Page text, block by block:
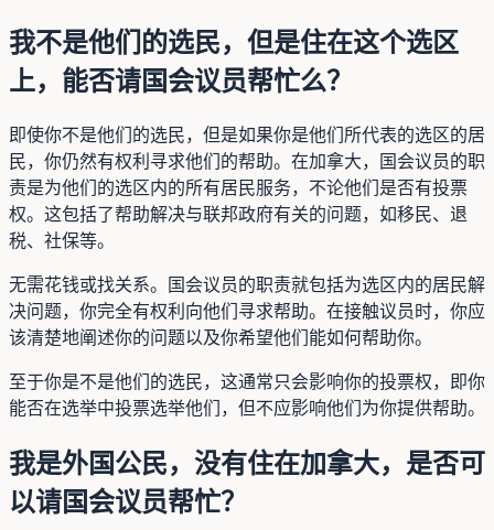
我不是他们的选民，但是住在这个选区
上，能否请国会议员帮忙么？
即使你不是他们的选民，但是如果你是他们所代表的选区的居
民，你仍然有权利寻求他们的帮助。在加拿大，国会议员的职
责是为他们的选区内的所有居民服务，不论他们是否有投票
权。这包括了帮助解决与联邦政府有关的问题，如移民、退
税、社保等。
无需花钱或找关系。国会议员的职责就包括为选区内的居民解
决问题，你完全有权利向他们寻求帮助。在接触议员时，你应
该清楚地阐述你的问题以及你希望他们能如何帮助你。
至于你是不是他们的选民，这通常只会影响你的投票权，即你
能否在选举中投票选举他们，但不应影响他们为你提供帮助。
我是外国公民，没有住在加拿大，是否可
以请国会议员帮忙？